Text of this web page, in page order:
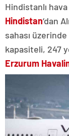
Hindistanlı
Hindistan‘dan
sahası üzerinde
kapasiteli, 247
Erzurum